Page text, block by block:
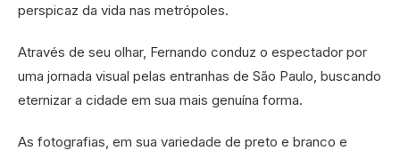
perspicaz da vida nas metrópoles.
Através de seu olhar, Fernando conduz o espectador por
uma jornada visual pelas entranhas de São Paulo, buscando
eternizar a cidade em sua mais genuína forma.
As fotografias, em sua variedade de preto e branco e